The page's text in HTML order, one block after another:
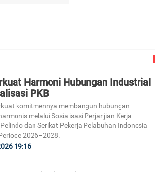
Harmoni Hubungan Industrial
PKB
komitmennya membangun hubungan
melalui Sosialisasi Perjanjian Kerja
dan Serikat Pekerja Pelabuhan Indonesia
2026–2028.
19:16